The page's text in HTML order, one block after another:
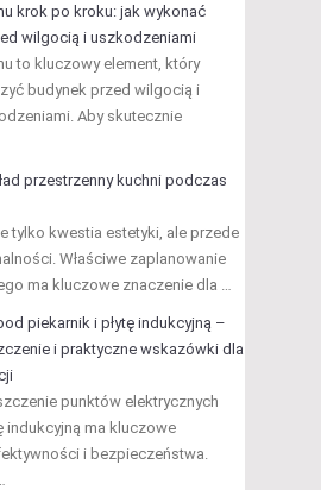
krok po kroku: jak wykonać
wilgocią i uszkodzeniami
to kluczowy element, który
budynek przed wilgocią i
Aby skutecznie
przestrzenny kuchni podczas
tylko kwestia estetyki, ale przede
Właściwe zaplanowanie
ma kluczowe znaczenie dla …
piekarnik i płytę indukcyjną –
i praktyczne wskazówki dla
punktów elektrycznych
indukcyjną ma kluczowe
i bezpieczeństwa.